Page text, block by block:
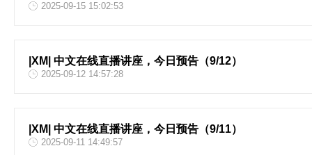
2025-09-15 15:02:53
|XM| 中文在线直播讲座，今日预告（9/12）
2025-09-12 14:57:28
|XM| 中文在线直播讲座，今日预告（9/11）
2025-09-11 14:49:57